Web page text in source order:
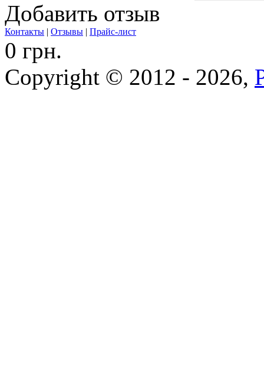
Добавить отзыв
Контакты | Отзывы | Прайс-лист
0 грн.
Copyright © 2012 - 2026,